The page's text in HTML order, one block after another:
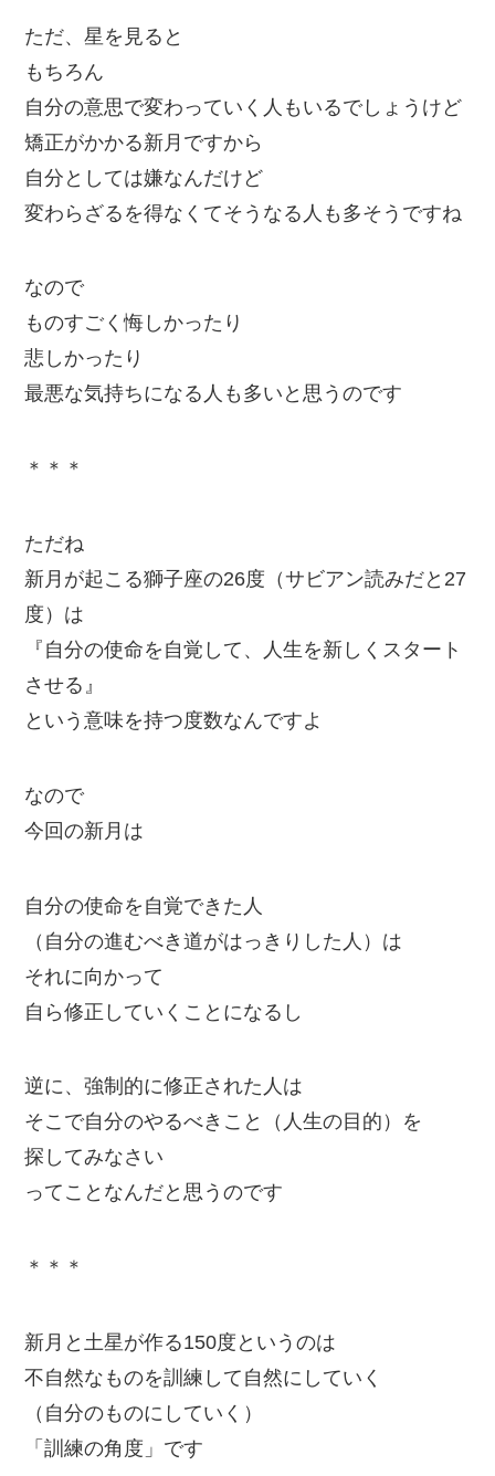
ただ、星を見ると
もちろん
自分の意思で変わっていく人もいるでしょうけど
矯正がかかる新月ですから
自分としては嫌なんだけど
変わらざるを得なくてそうなる人も多そうですね
なので
ものすごく悔しかったり
悲しかったり
最悪な気持ちになる人も多いと思うのです
＊＊＊
ただね
新月が起こる獅子座の26度（サビアン読みだと27
度）は
『自分の使命を自覚して、人生を新しくスタート
させる』
という意味を持つ度数なんですよ
なので
今回の新月は
自分の使命を自覚できた人
（自分の進むべき道がはっきりした人）は
それに向かって
自ら修正していくことになるし
逆に、強制的に修正された人は
そこで自分のやるべきこと（人生の目的）を
探してみなさい
ってことなんだと思うのです
＊＊＊
新月と土星が作る150度というのは
不自然なものを訓練して自然にしていく
（自分のものにしていく）
「訓練の角度」です